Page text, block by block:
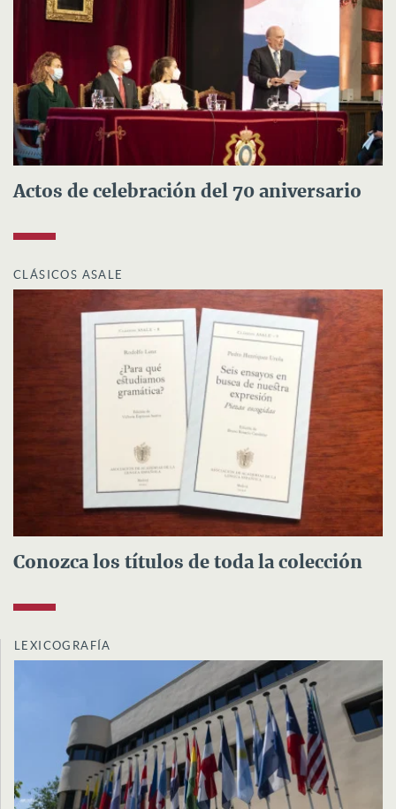
Actos de celebración del 70 aniversario
CLÁSICOS ASALE
Conozca los títulos de toda la colección
LEXICOGRAFÍA